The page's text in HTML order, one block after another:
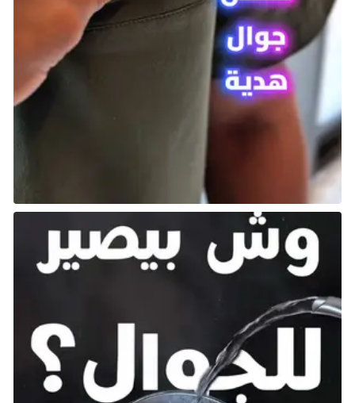
تضيف اللعبة لمسة جديدة على ألعاب القتال التقليدية
بإدخال عناصر RPG، مثل ترقية الإحصائيات. ورغم أنها قد
تفتقر إلى بعض الإبداع الإضافي، إلا أنها ما زالت تقدم تجربة
ممتعة ومميزة لعشاق هذا النوع، خصوصًا لمحبي النسخ
المُصَغَّرة والمعدلة من الألعاب الأصلية.
Tetris 2
لا تُعَدُّ Tetris 2 الجزء الثاني المباشر للسلسلة الشهيرة، حيث